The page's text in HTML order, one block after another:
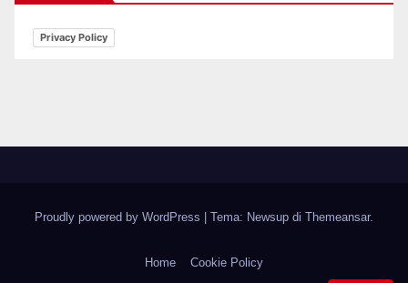
Privacy Policy
Proudly powered by WordPress Tema: Newsup di Themeansar.
Home Cookie Policy